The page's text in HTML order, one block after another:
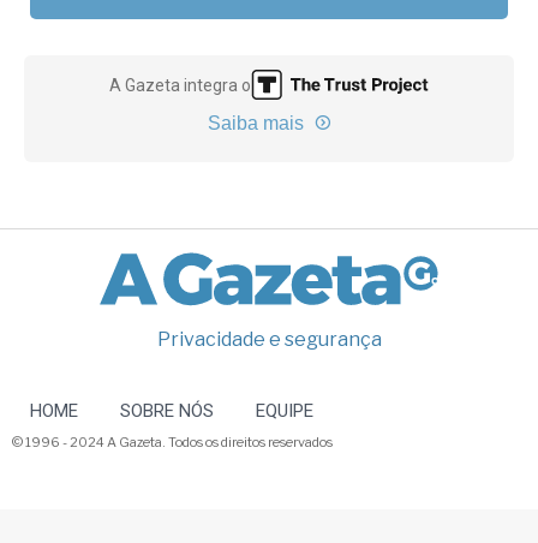
A Gazeta integra o
Saiba mais
Privacidade e segurança
HOME SOBRE NÓS EQUIPE
© 1996 - 2024 A Gazeta. Todos os direitos reservados